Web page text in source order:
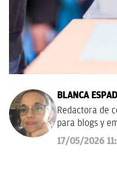
BLANCA
Redactora de
para blogs y
desde 2007.
17/05/2026